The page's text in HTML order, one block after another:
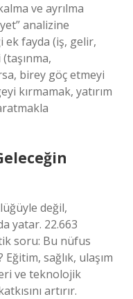
ve ayrılma
analizine
ek fayda (iş, gelir,
birey göç etmeyi
kırmamak, yatırım
değil,
yatar. 22.663
soru: Bu nüfus
sağlık, ulaşım
ve teknolojik
artırır.